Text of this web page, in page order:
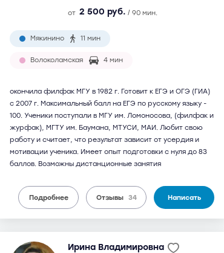
от 2 500 руб. / 90 мин.
Мякинино 11 мин
Волоколамская 4 мин
окончила филфак МГУ в 1982 г. Готовит к ЕГЭ и ОГЭ (ГИА)
с 2007 г. Максимальный балл на ЕГЭ по русскому языку -
100. Ученики поступали в МГУ им. Ломоносова, (филфак и
журфак), МГТУ им. Баумана, МТУСИ, МАИ. Любит свою
работу и считает, что результат зависит от усердия и
мотивации ученика. Имеет опыт подготовки с нуля до 83
баллов. Возможны дистанционные занятия
Подробнее Отзывы 34 Написать
Ирина Владимировна